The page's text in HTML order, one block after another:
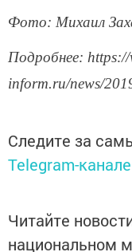
Фото: Михаил
Подробнее:
inform.ru/news/
Следите за
Telegram-канале
Читайте
национальном